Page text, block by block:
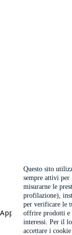
Application error: a
browser
Questo sito
sempre attivi
misurarne le
profilazione),
per verificare le
offrire prodotti e
interessi. Per il
accettare i